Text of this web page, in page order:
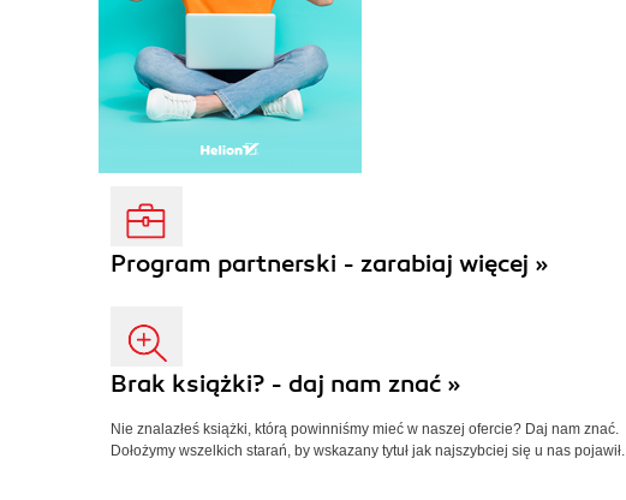
Program partnerski - zarabiaj więcej »
Brak książki? - daj nam znać »
Nie znalazłeś książki, którą powinniśmy mieć w naszej ofercie? Daj nam znać.
Dołożymy wszelkich starań, by wskazany tytuł jak najszybciej się u nas pojawił.